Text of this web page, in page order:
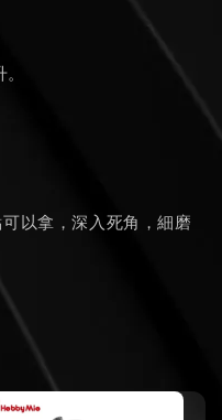
以拿，深入死角，細磨